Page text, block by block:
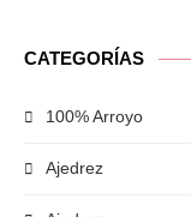
CATEGORÍAS
100% Arroyo
Ajedrez